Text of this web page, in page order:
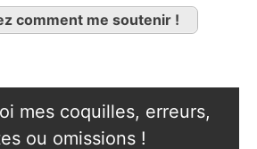
comment me soutenir !
mes coquilles, erreurs,
ou omissions !